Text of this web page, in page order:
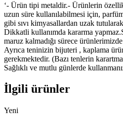
‘- Ürün tipi metaldir.- Ürünlerin
uzun süre kullanılabilmesi için,
gibi sıvı kimyasallardan uzak
Dikkatli kullanımda kararma
maruz kalmadığı sürece
Ayrıca teninizin bijuteri , kaplama
gerekmektedir. (Bazı tenlerin
Sağlıklı ve mutlu günlerde
İlgili ürünler
Yeni